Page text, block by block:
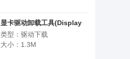
显卡驱动卸载工具(Display
Driver Uninstaller)
类型：驱动下载
大小：1.3M